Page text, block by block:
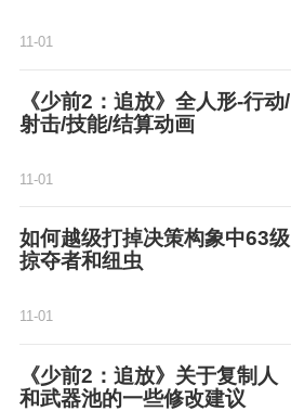
11-01
《少前2：追放》全人形-行动/
射击/技能/结算动画
11-01
如何越级打掉决策构象中63级
掠夺者和纽虫
11-01
《少前2：追放》关于复制人
和武器池的一些修改建议